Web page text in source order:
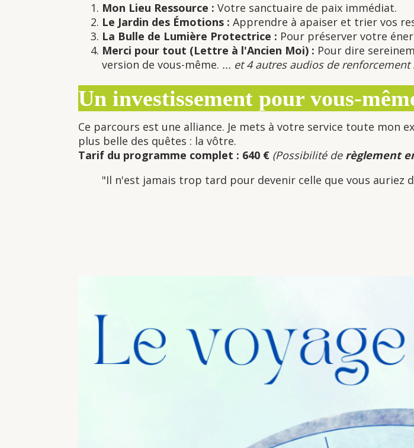
Mon Lieu Ressource : Votre sanctuaire de paix immédiat.
Le Jardin des Émotions : Apprendre à apaiser et trier vos
La Bulle de Lumière Protectrice : Pour préserver votre
Merci pour tout (Lettre à l'Ancien Moi) : Pour dire
version de vous-même. ... et 4 autres audios de
Un investissement pour vous-
Ce parcours est une alliance. Je mets à votre service toute mon
plus belle des quêtes : la vôtre.
Tarif du programme complet : 640 € (Possibilité de règlement
"Il n'est jamais trop tard pour devenir celle que vous auriez